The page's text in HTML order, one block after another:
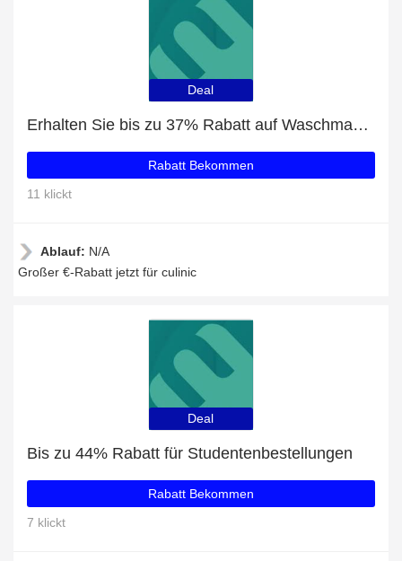
Deal
Erhalten Sie bis zu 37% Rabatt auf Waschmaschinen
Rabatt Bekommen
11 klickt
Ablauf: N/A
Großer €-Rabatt jetzt für culinic
Deal
Bis zu 44% Rabatt für Studentenbestellungen
Rabatt Bekommen
7 klickt